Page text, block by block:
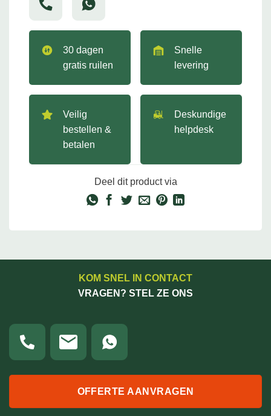
30 dagen
gratis ruilen
Snelle
levering
Veilig
bestellen &
betalen
Deskundige
helpdesk
Deel dit product via
KOM SNEL IN CONTACT
VRAGEN? STEL ZE ONS
OFFERTE AANVRAGEN